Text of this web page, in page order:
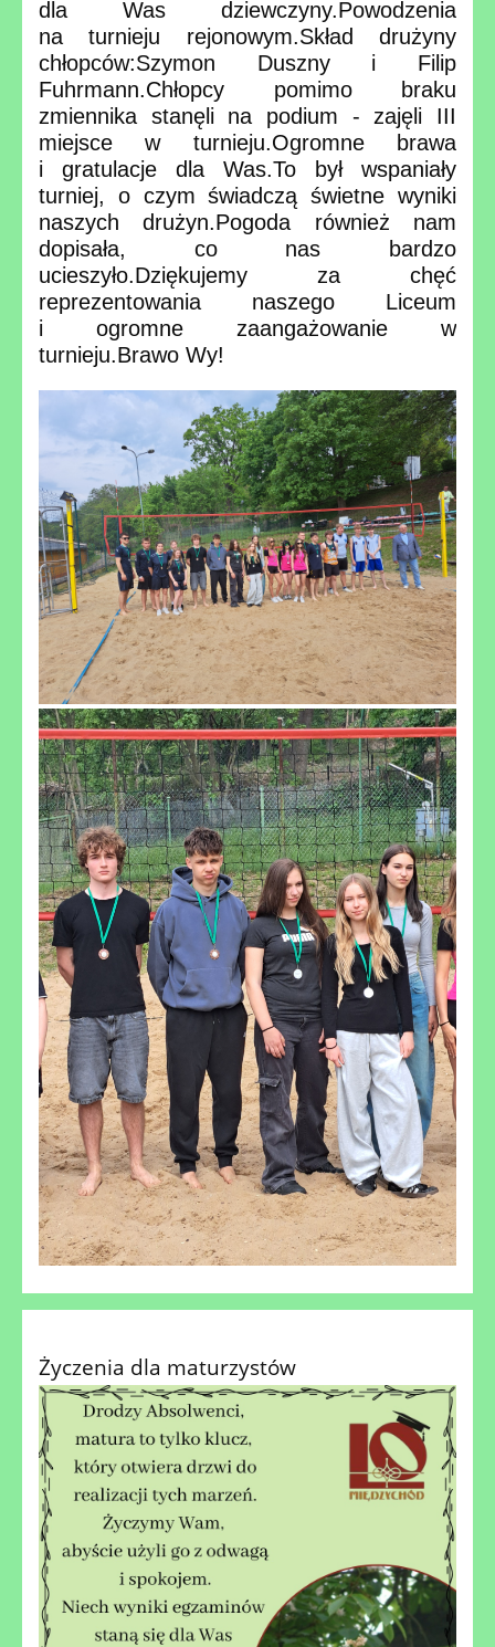
dla Was dziewczyny.Powodzenia
na turnieju rejonowym.Skład drużyny
chłopców:Szymon Duszny i Filip
Fuhrmann.Chłopcy pomimo braku
zmiennika stanęli na podium - zajęli III
miejsce w turnieju.Ogromne brawa
i gratulacje dla Was.To był wspaniały
turniej, o czym świadczą świetne wyniki
naszych drużyn.Pogoda również nam
dopisała, co nas bardzo
ucieszyło.Dziękujemy za chęć
reprezentowania naszego Liceum
i ogromne zaangażowanie w
turnieju.Brawo Wy!
Życzenia dla maturzystów